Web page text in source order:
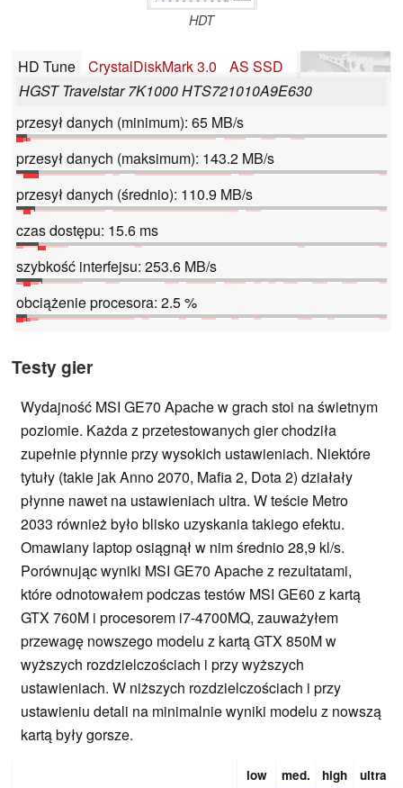
HDT
HD Tune CrystalDiskMark 3.0
AS SSD
HGST Travelstar 7K1000 HTS721010A9E630
przesył danych (minimum): 65 MB/s
przesył danych (maksimum): 143.2 MB/s
przesył danych (średnio): 110.9 MB/s
czas dostępu: 15.6 ms
szybkość interfejsu: 253.6 MB/s
obciążenie procesora: 2.5 %
Testy gier
Wydajność MSI GE70 Apache w grach stoi na świetnym
poziomie. Każda z przetestowanych gier chodziła
zupełnie płynnie przy wysokich ustawieniach. Niektóre
tytuły (takie jak Anno 2070, Mafia 2, Dota 2) działały
płynne nawet na ustawieniach ultra. W teście Metro
2033 również było blisko uzyskania takiego efektu.
Omawiany laptop osiągnął w nim średnio 28,9 kl/s.
Porównując wyniki MSI GE70 Apache z rezultatami,
które odnotowałem podczas testów MSI GE60 z kartą
GTX 760M i procesorem i7-4700MQ, zauważyłem
przewagę nowszego modelu z kartą GTX 850M w
wyższych rozdzielczościach i przy wyższych
ustawieniach. W niższych rozdzielczościach i przy
ustawieniu detali na minimalnie wyniki modelu z nowszą
kartą były gorsze.
low med. high
ultra